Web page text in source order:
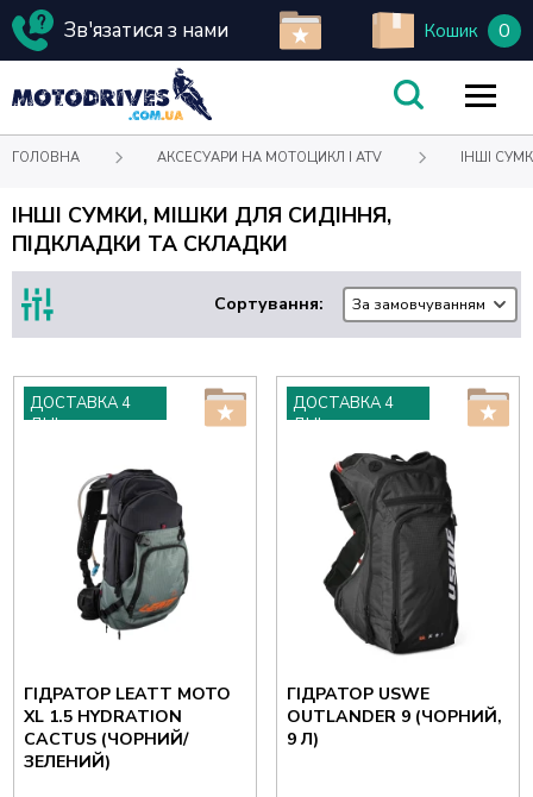
Зв'язатися з нами Кошик 0
ГОЛОВНА АКСЕСУАРИ НА МОТОЦИКЛ І ATV ІНШІ
ІНШІ СУМКИ, МІШКИ ДЛЯ СИДІННЯ,
ПІДКЛАДКИ ТА СКЛАДКИ
Сортування: За замовчуванням
ДОСТАВКА 4
ДНІ
ГІДРАТОР LEATT MOTO
XL 1.5 HYDRATION
CACTUS (ЧОРНИЙ/
ЗЕЛЕНИЙ)
ДОСТАВКА 4
ДНІ
ГІДРАТОР USWE
OUTLANDER 9 (ЧОРНИЙ,
9 Л)